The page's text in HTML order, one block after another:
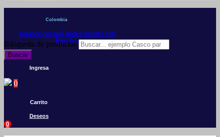
Colombia
Conoce por qué debes vender con
Mercleta
Búsqueda de productos
Buscar
Ingresa
0
Carrito
Deseos
0